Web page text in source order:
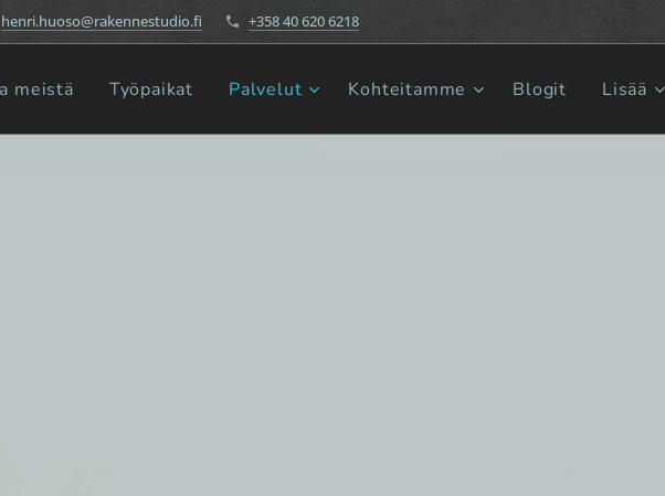
henri.huoso@rakennestudio.fi +358 40 620 6218
meistä Työpaikat Palvelut Kohteitamme Blogit Lisää